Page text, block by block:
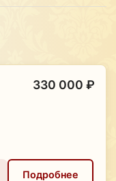
330 000 ₽
Подробнее